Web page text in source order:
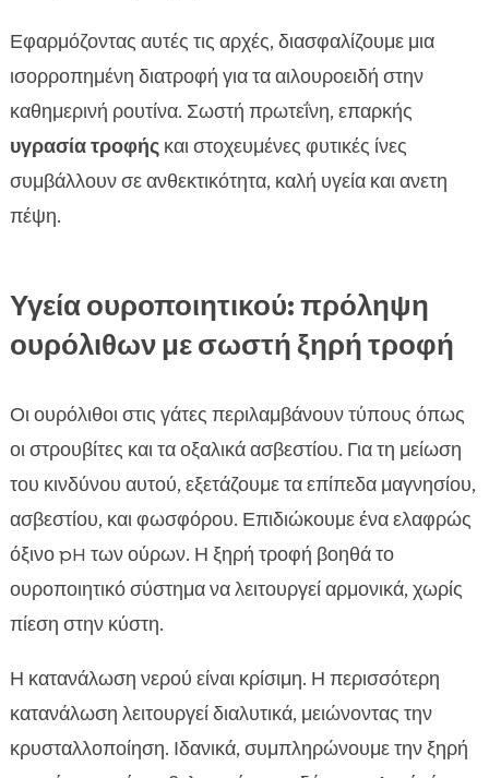
Εφαρμόζοντας αυτές τις αρχές, διασφαλίζουμε μια
ισορροπημένη διατροφή για τα αιλουροειδή στην
καθημερινή ρουτίνα. Σωστή πρωτεΐνη, επαρκής
υγρασία τροφήςκαι στοχευμένες φυτικές ίνες
συμβάλλουν σε ανθεκτικότητα, καλή υγεία και ανετη
πέψη.
Υγεία ουροποιητικού: πρόληψη
ουρόλιθων με σωστή ξηρή τροφή
Οι ουρόλιθοι στις γάτες περιλαμβάνουν τύπους όπως
οι στρουβίτες και τα οξαλικά ασβεστίου. Για τη μείωση
του κινδύνου αυτού, εξετάζουμε τα επίπεδα μαγνησίου,
ασβεστίου, και φωσφόρου. Επιδιώκουμε ένα ελαφρώς
όξινο pH των ούρων. Η ξηρή τροφή βοηθά το
ουροποιητικό σύστημα να λειτουργεί αρμονικά, χωρίς
πίεση στην κύστη.
Η κατανάλωση νερού είναι κρίσιμη. Η περισσότερη
κατανάλωση λειτουργεί διαλυτικά, μειώνοντας την
κρυσταλλοποίηση. Ιδανικά, συμπληρώνουμε την ξηρή